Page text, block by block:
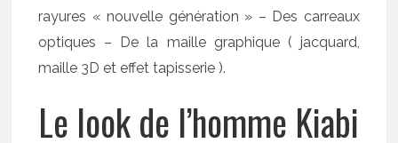
rayures « nouvelle génération » – Des carreaux
optiques – De la maille graphique ( jacquard,
maille 3D et effet tapisserie ).
Le look de l’homme Kiabi